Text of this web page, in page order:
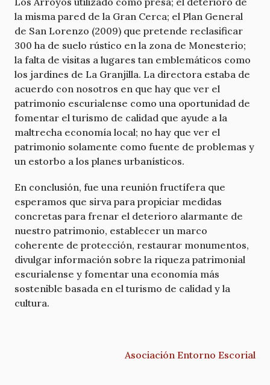
la misma pared de la Gran Cerca; el Plan General
de San Lorenzo (2009) que pretende reclasificar
300 ha de suelo rústico en la zona de Monesterio;
la falta de visitas a lugares tan emblemáticos como
los jardines de La Granjilla. La directora estaba de
acuerdo con nosotros en que hay que ver el
patrimonio escurialense como una oportunidad de
fomentar el turismo de calidad que ayude a la
maltrecha economía local; no hay que ver el
patrimonio solamente como fuente de problemas y
un estorbo a los planes urbanísticos.
En conclusión, fue una reunión fructífera que
esperamos que sirva para propiciar medidas
concretas para frenar el deterioro alarmante de
nuestro patrimonio, establecer un marco
coherente de protección, restaurar monumentos,
divulgar información sobre la riqueza patrimonial
escurialense y fomentar una economía más
sostenible basada en el turismo de calidad y la
cultura.
Asociación Entorno Escorial